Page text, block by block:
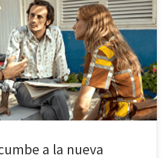
España progresa de manera adecuada.
en nuestro país que han sido
ha querido participar en esta
su propio contenido de series. El 22 de
para estrenar […]
a la nueva